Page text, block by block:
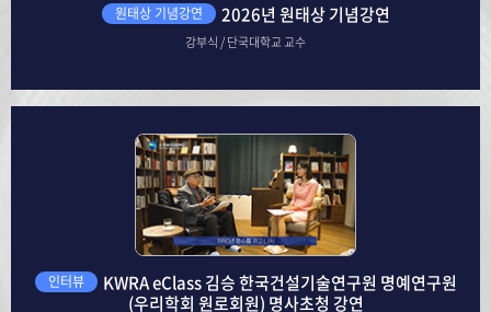
원태상 기념강연 2026년 원태상 기념강연
강부식 / 단국대학교 교수
인터뷰
KWRA eClass 김승 한국건설기술연구원 명예연구원
(우리학회 원로회원) 명사초청 강연